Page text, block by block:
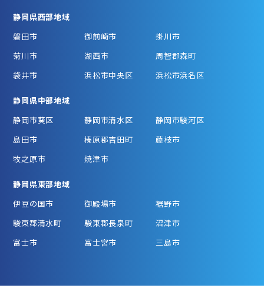
静岡県西部地域
磐田市
御前崎市
掛川市
菊川市
湖西市
周智郡森町
袋井市
浜松市中央区 浜松市浜名区
静岡県中部地域
静岡市葵区
静岡市清水区
静岡市駿河区
島田市
榛原郡吉田町
藤枝市
牧之原市
焼津市
静岡県東部地域
伊豆の国市
御殿場市
裾野市
駿東郡清水町
駿東郡長泉町
沼津市
富士市
富士宮市 三島市